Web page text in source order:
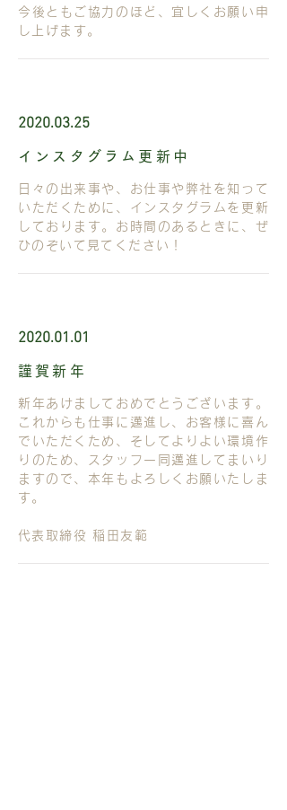
今後ともご協力のほど、宜しくお願い申
し上げます。
2020.03.25
インスタグラム更新中
日々の出来事や、お仕事や弊社を知って
いただくために、インスタグラムを更新
しております。お時間のあるときに、ぜ
ひのぞいて見てください！
2020.01.01
謹賀新年
新年あけましておめでとうございます。
これからも仕事に邁進し、お客様に喜ん
でいただくため、そしてよりよい環境作
りのため、スタッフ一同邁進してまいり
ますので、本年もよろしくお願いたしま
す。
代表取締役 稲田友範